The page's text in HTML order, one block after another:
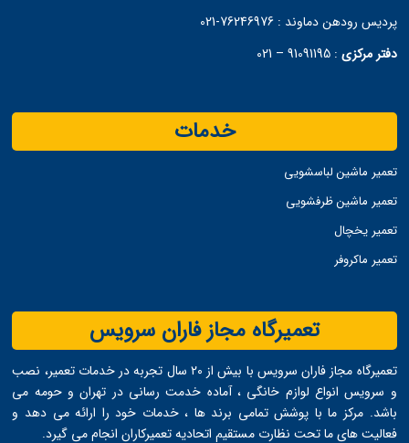
پردیس رودهن دماوند :76246976-021
دفتر مرکزی :
91091195 – 021
خدمات
تعمیر ماشین لباسشویی
تعمیر ماشین ظرفشویی
تعمیر یخچال
تعمیر ماکروفر
تعمیرگاه مجاز فاران سرویس
تعمیرگاه مجاز فاران سرویس با بیش از ۲۰ سال تجربه در خدمات تعمیر، نصب
و سرویس انواع لوازم خانگی ، آماده خدمت ‌رسانی در تهران و حومه می
‌باشد. مرکز ما با پوشش تمامی برند ها ، خدمات خود را ارائه می ‌دهد و
فعالیت های ما تحت نظارت مستقیم اتحادیه تعمیرکاران انجام می ‌گیرد.